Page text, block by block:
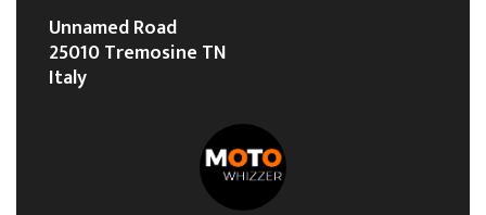
Unnamed Road
25010 Tremosine TN
Italy